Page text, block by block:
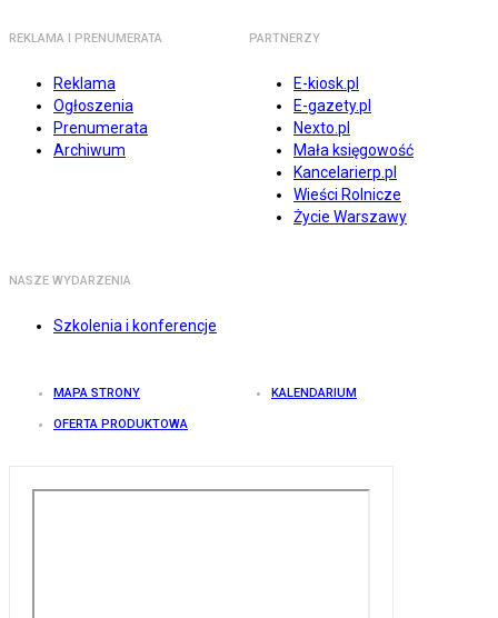
REKLAMA I PRENUMERATA
Reklama
Ogłoszenia
Prenumerata
Archiwum
PARTNERZY
E-kiosk.pl
E-gazety.pl
Nexto.pl
Mała księgowość
Kancelarierp.pl
Wieści Rolnicze
Życie Warszawy
NASZE WYDARZENIA
Szkolenia i konferencje
MAPA STRONY KALENDARIUM
OFERTA PRODUKTOWA